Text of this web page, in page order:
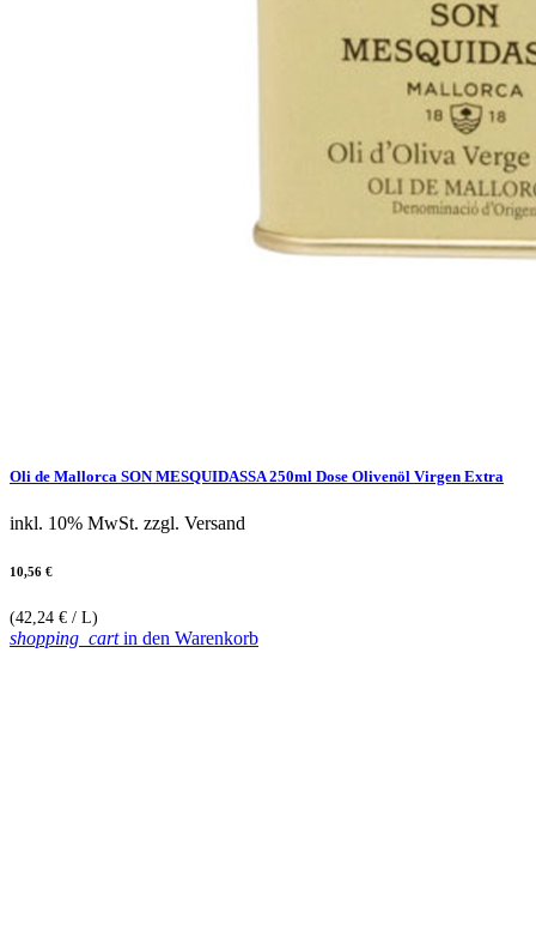
Oli de Mallorca SON MESQUIDASSA 250ml Dose Olivenöl Virgen Extra
inkl. 10% MwSt. zzgl. Versand
10,56 €
(42,24 € / L)
shopping_cartin den Warenkorb